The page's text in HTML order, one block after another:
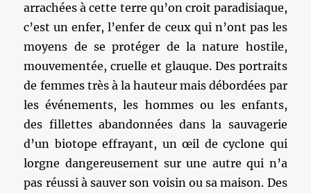
arrachées à cette terre qu’on croit paradisiaque,
c’est un enfer, l’enfer de ceux qui n’ont pas les
moyens de se protéger de la nature hostile,
mouvementée, cruelle et glauque. Des portraits
de femmes très à la hauteur mais débordées par
les événements, les hommes ou les enfants,
des fillettes abandonnées dans la sauvagerie
d’un biotope effrayant, un œil de cyclone qui
lorgne dangereusement sur une autre qui n’a
pas réussi à sauver son voisin ou sa maison. Des